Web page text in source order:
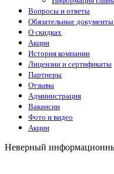
Вопросы и ответы
Обязательные
О скидках
Акции
История компании
Лицензии и сертификаты
Партнеры
Отзывы
Администрация
Вакансии
Фото и видео
Акции
Неверный